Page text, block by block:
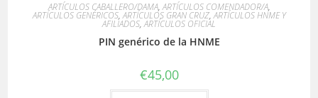
ARTÍCULOS CABALLERO/DAMA,ARTÍCULOS COMENDADOR/A,
ARTÍCULOS GENÉRICOS,ARTÍCULOS GRAN CRUZ,ARTÍCULOS HNME Y
AFILIADOS,ARTÍCULOS OFICIAL
PIN genérico de la HNME
€45,00